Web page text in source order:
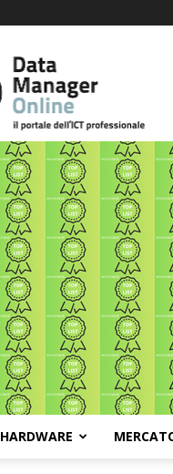
Data
Manager
Online
HARDWARE